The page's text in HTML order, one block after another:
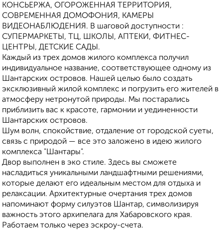
КОНСЬЕРЖА, ОГОРОЖЕННАЯ ТЕРРИТОРИЯ,
СОВРЕМЕННАЯ ДОМОФОНИЯ, КАМЕРЫ
ВИДЕОНАБЛЮДЕНИЯ. В шаговой доступности :
СУПЕРМАРКЕТЫ, ТЦ, ШКОЛЫ, АПТЕКИ, ФИТНЕС-
ЦЕНТРЫ, ДЕТСКИЕ САДЫ.
Каждый из трех домов жилого комплекса получил
индивидуальное название, соответствующее одному из
Шантарских островов. Нашей целью было создать
эксклюзивный жилой комплекс и погрузить его жителей в
атмосферу нетронутой природы. Мы постарались
приблизить вас к красоте, гармонии и уединенности
Шантарских островов.
Шум волн, спокойствие, отдаление от городской суеты,
связь с природой — все это заложено в идею жилого
комплекса "Шантары".
Двор выполнен в эко стиле. Здесь вы сможете
насладиться уникальными ландшафтными решениями,
которые делают его идеальным местом для отдыха и
релаксации. Архитектурные очертания трех домов
напоминают форму силуэтов Шантар, символизируя
важность этого архипелага для Хабаровского края.
Работаем только через эскроу-счета.